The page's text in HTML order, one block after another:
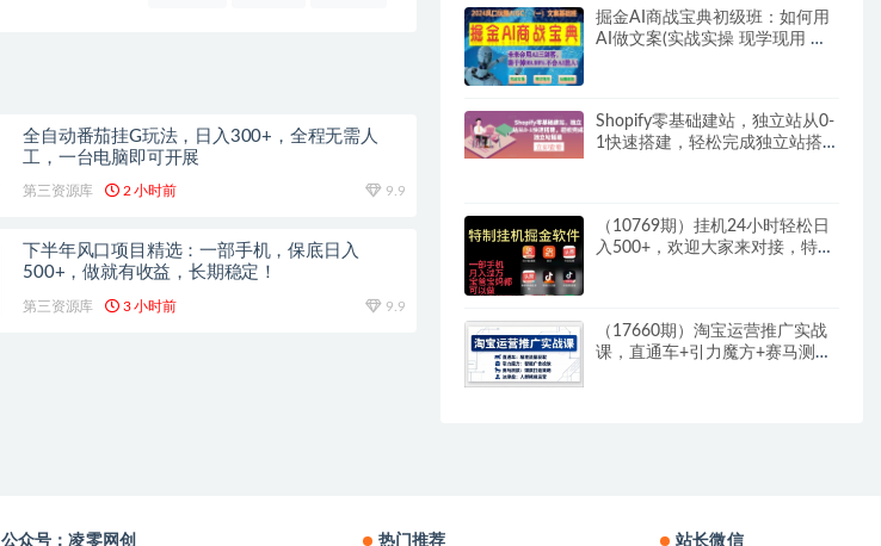
全自动番茄挂G玩法，日入300+，全程无需人
工，一台电脑即可开展
第三资源库 2 小时前 9.9
下半年风口项目精选：一部手机，保底日入
500+，做就有收益，长期稳定！
第三资源库 3 小时前 9.9
掘金AI商战宝典初级班：如何用
AI做文案(实战实操 现学现用 玩
Shopify零基础建站，独立站从0-
1快速搭建，轻松完成独立站搭
（10769期）挂机24小时轻松日
入500+，欢迎大家来对接，特别
（17660期）淘宝运营推广实战
课，直通车+引力魔方+赛马测款
公众号：凌零网创 热门推荐 站长微信